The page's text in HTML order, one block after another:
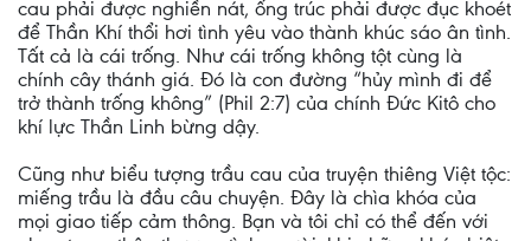
cau phải được nghiền nát, ống trúc phải được đục khoét
để Thần Khí thổi hơi tình yêu vào thành khúc sáo ân tình.
Tất cả là cái trống. Như cái trống không tột cùng là
chính cây thánh giá. Ðó là con đường “hủy mình đi để
trở thành trống không” (Phil 2:7) của chính Ðức Kitô cho
khí lực Thần Linh bừng dậy.
Cũng như biểu tượng trầu cau của truyện thiêng Việt tộc:
miếng trầu là đầu câu chuyện. Ðây là chìa khóa của
mọi giao tiếp cảm thông. Bạn và tôi chỉ có thể đến với